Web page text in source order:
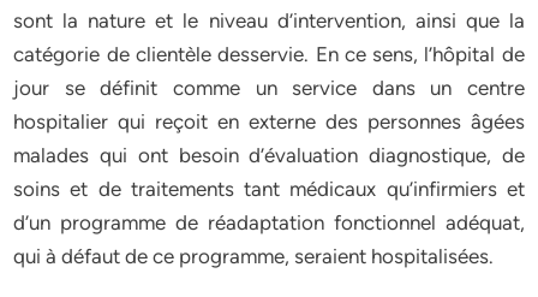
sont la nature et le niveau d’intervention, ainsi que la
catégorie de clientèle desservie. En ce sens, l’hôpital de
jour se définit comme un service dans un centre
hospitalier qui reçoit en externe des personnes âgées
malades qui ont besoin d’évaluation diagnostique, de
soins et de traitements tant médicaux qu’infirmiers et
d’un programme de réadaptation fonctionnel adéquat,
qui à défaut de ce programme, seraient hospitalisées.